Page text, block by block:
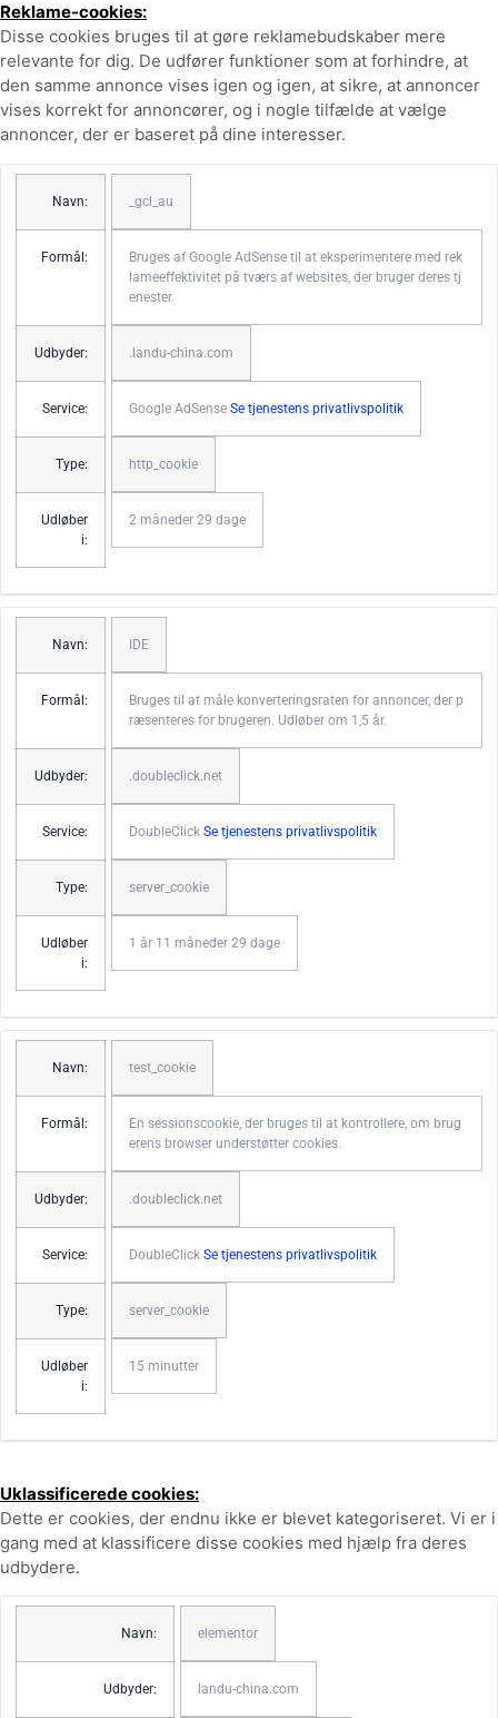
Reklame-cookies:
Disse cookies bruges til at gøre reklamebudskaber mere
relevante for dig. De udfører funktioner som at forhindre, at
den samme annonce vises igen og igen, at sikre, at annoncer
vises korrekt for annoncører, og i nogle tilfælde at vælge
annoncer, der er baseret på dine interesser.
Navn: _gcl_au
Formål:
Bruges af Google AdSense til at eksperimentere med rek
lameeffektivitet på tværs af websites, der bruger deres tj
enester.
Udbyder: .landu-china.com
Service: Google AdSense Se tjenestens privatlivspolitik
Type: http_cookie
Udløber
i:
2 måneder 29 dage
Navn: IDE
Formål:
Bruges til at måle konverteringsraten for annoncer, der p
ræsenteres for brugeren. Udløber om 1,5 år.
Udbyder: .doubleclick.net
Service: DoubleClick Se tjenestens privatlivspolitik
Type: server_cookie
Udløber
i:
1 år 11 måneder 29 dage
Navn: test_cookie
Formål:
En sessionscookie, der bruges til at kontrollere, om brug
erens browser understøtter cookies.
Udbyder: .doubleclick.net
Service: DoubleClick Se tjenestens privatlivspolitik
Type: server_cookie
Udløber
i:
15 minutter
Uklassificerede cookies:
Dette er cookies, der endnu ikke er blevet kategoriseret. Vi er i
gang med at klassificere disse cookies med hjælp fra deres
udbydere.
Navn: elementor
Udbyder: landu-china.com